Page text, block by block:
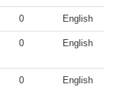
0 English
0 English
0 English